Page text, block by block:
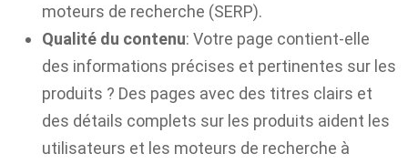
moteurs de recherche (SERP).
Qualité du contenu: Votre page contient-elle
des informations précises et pertinentes sur les
produits ? Des pages avec des titres clairs et
des détails complets sur les produits aident les
utilisateurs et les moteurs de recherche à